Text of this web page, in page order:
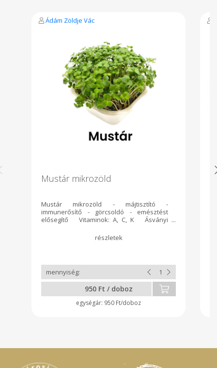
Ádám Zöldje Vác
Mustár mikrozöld
Mustár mikrozöld - májtisztító -
immunerősítő - görcsoldó - emésztést
elősegítő Vitaminok: A, C, K Ásványi
szeretnél többet megtudni
mikrozöldjeinkről, látogass el honlapunkra:
950 Ft / doboz
950 Ft/doboz